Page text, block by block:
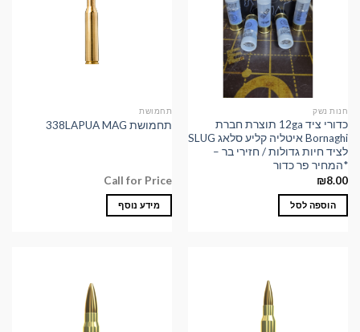
חנות נשק
כדורי ציד 12ga תוצרת חברת
Bornaghi איטליה קליע סלאג SLUG
לציד חיות גדולות / חזירי בר –
*המחיר פר כדור
₪8.00
הוספה לסל
תחמושת
תחמושת 338LAPUA MAG
Call for Price
מידע נוסף